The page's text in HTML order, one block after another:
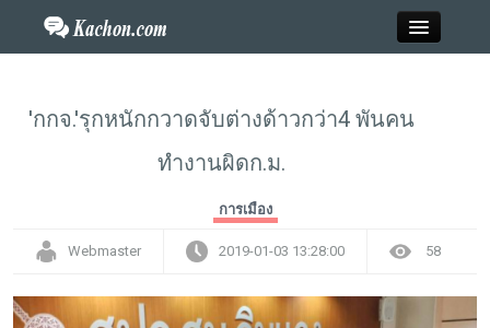
'กกจ.'รุกหนักกวาดจับต่างด้าวกว่า4 พันคน
ทำงานผิดก.ม.
การเมือง
Webmaster 2019-01-03 13:28:00 58